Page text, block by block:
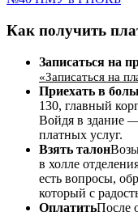
Как получить
Записаться на
«Записаться на
Приехать в
130, главный
Войдя в здание
платных услуг.
Взять талон
в холле
есть вопросы,
который с
ОплатитьПосле